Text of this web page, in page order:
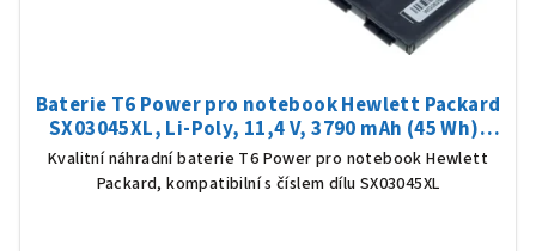
Baterie T6 Power pro notebook Hewlett Packard
SX03045XL, Li-Poly, 11,4 V, 3790 mAh (45 Wh),
černá
Kvalitní náhradní baterie T6 Power pro notebook Hewlett
Packard, kompatibilní s číslem dílu SX03045XL